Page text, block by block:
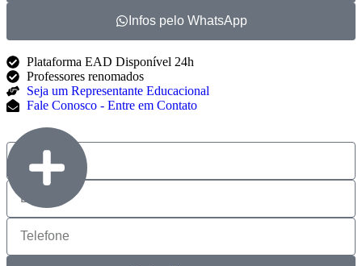
Infos pelo WhatsApp
Plataforma EAD Disponível 24h
Professores renomados
Seja um Representante Educacional
Fale Conosco - Entre em Contato